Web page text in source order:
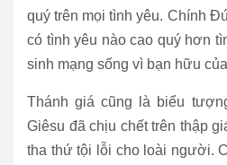
quý trên mọi tình yêu. Chính
có tình yêu nào cao quý hơn
sinh mạng sống vì bạn hữu
Thánh giá cũng là biểu
Giêsu đã chịu chết trên thập
tha thứ tội lỗi cho loài người.